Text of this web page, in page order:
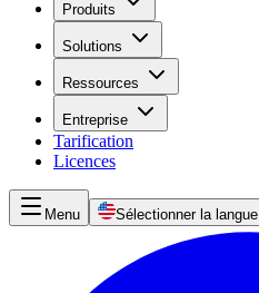
Produits
Solutions
Ressources
Entreprise
Tarification
Licences
Menu Sélectionner la langue